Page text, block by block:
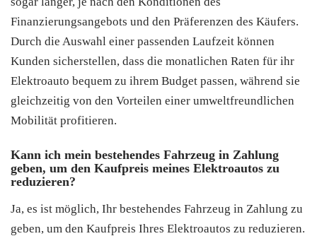
Finanzierungsangebots und den Präferenzen des Käufers.
Durch die Auswahl einer passenden Laufzeit können
Kunden sicherstellen, dass die monatlichen Raten für ihr
Elektroauto bequem zu ihrem Budget passen, während sie
gleichzeitig von den Vorteilen einer umweltfreundlichen
Mobilität profitieren.
Kann ich mein bestehendes Fahrzeug in Zahlung
geben, um den Kaufpreis meines Elektroautos zu
reduzieren?
Ja, es ist möglich, Ihr bestehendes Fahrzeug in Zahlung zu
geben, um den Kaufpreis Ihres Elektroautos zu reduzieren.